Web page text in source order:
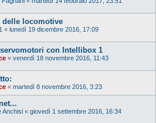
delle locomotive
« lunedì 19 dicembre 2016, 17:09
con Intellibox 1
« venerdì 18 novembre 2016, 11:43
« martedì 8 novembre 2016, 3:23
Anchisi « giovedì 1 settembre 2016, 16:34